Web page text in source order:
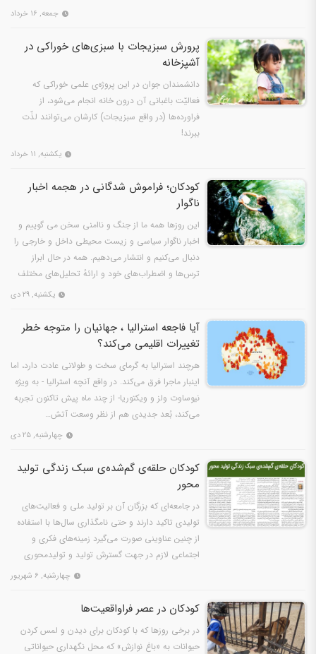
جمعه, ۱۶ خرداد
پرورش سبزیجات با سبزی‌های خوراکی در
آشپزخانه
دانشمندان جوان در این پروژه‌ی علمی خوراکی که
فعالیّت باغبانی آن درون خانه انجام می‌شود، از
فراورده‌ها (در واقع سبزیجات) کارشان می‌توانند لذّت
ببرند!
یکشنبه, ۱۱ خرداد
کودکان؛ فراموش شدگانی در هجمه اخبار
ناگوار
این روزها همه ما از جنگ و ناامنی سخن می گوییم و
اخبار ناگوار سیاسی و زیست محیطی داخل و خارجی را
دنبال می‌کنیم و انتشار می‌دهیم. همه در حال ابراز
ترس‌ها و اضطراب‌های خود و ارائهٔ تحلیل‌های مختلف
یکشنبه, ۲۹ دی
آیا فاجعه استرالیا ، جهانیان را متوجه خطر
تغییرات اقلیمی می‌کند؟
هرچند استرالیا به گرمای سخت و طولانی عادت دارد، اما
اینبار ماجرا فرق می‌کند. در واقع آنچه استرالیا - به ویژه
نیوساوت ولز و ویکتوریا- از چند ماه پیش تاکنون تجربه
می‌کند، بُعد جدیدی هم از نظر وسعت آتش‌…
چهارشنبه, ۲۵ دی
کودکان حلقه‌ی گم‌شده‌ی سبک زندگی تولید
محور
در جامعه‌ای که بزرگان آن بر تولید ملی و فعالیت‌های
تولیدی تاکید دارند و حتی نامگذاری سال‌ها با استفاده
از چنین عناوینی صورت می‌گیرد زمینه‌های فکری و
اجتماعی لازم در جهت گسترش تولید و تولیدمحوری
چهارشنبه, ۶ شهریور
کودکان در عصر فراواقعیت‌ها
در برخی روزها که با کودکان برای دیدن و لمس کردن
حیوانات به «باغ نوازش» که محل نگهداری حیواناتی